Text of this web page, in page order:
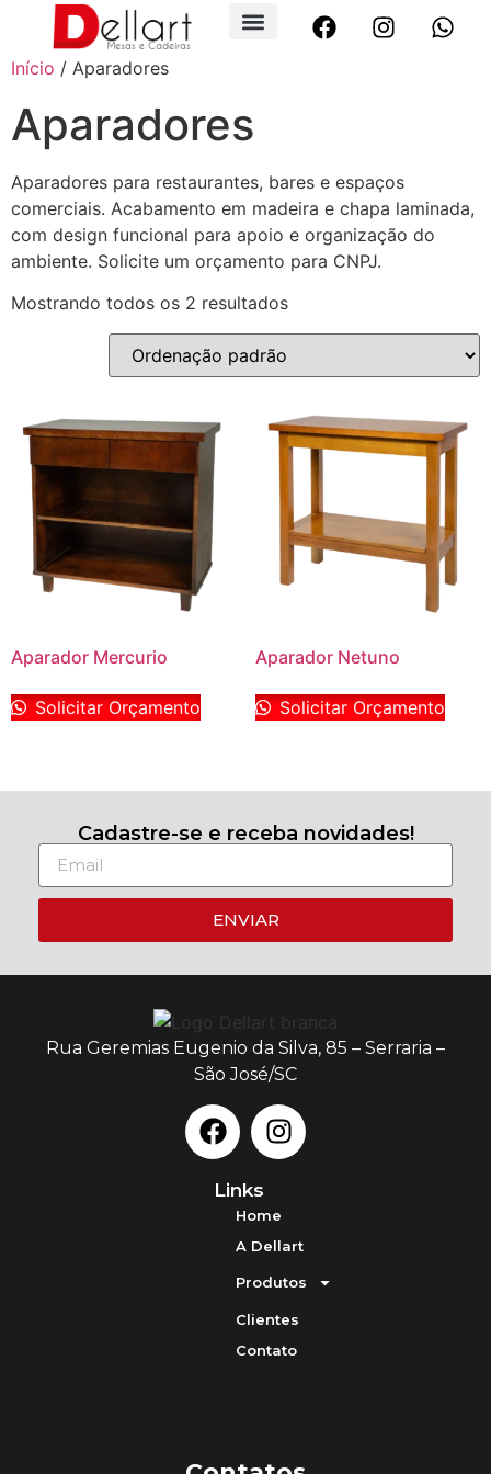
Início / Aparadores
Aparadores
Aparadores para restaurantes, bares e espaços
comerciais. Acabamento em madeira e chapa laminada,
com design funcional para apoio e organização do
ambiente. Solicite um orçamento para CNPJ.
Mostrando todos os 2 resultados
Aparador Mercurio
Solicitar Orçamento
Aparador Netuno
Solicitar Orçamento
Cadastre-se e receba novidades!
ENVIAR
Rua Geremias Eugenio da Silva, 85 – Serraria –
São José/SC
Links
Home
A Dellart
Produtos
Clientes
Contato